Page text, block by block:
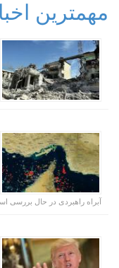
مهمترین
آبراه راهبردی در حال بررسی